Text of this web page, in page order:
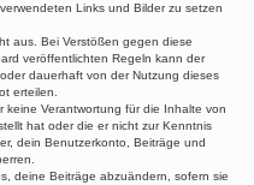
Links und Bilder zu setzen
aus. Bei Verstößen gegen diese
veröffentlichten Regeln kann der
dauerhaft von der Nutzung dieses
erteilen.
keine Verantwortung für die Inhalte von
hat oder die er nicht zur Kenntnis
dein Benutzerkonto, Beiträge und
deine Beiträge abzuändern, sofern sie